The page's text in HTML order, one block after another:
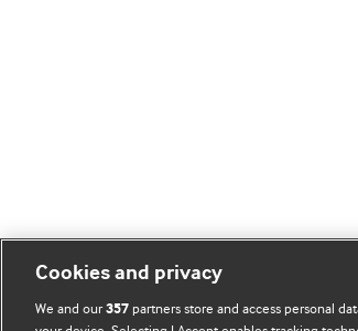
Cookies and privacy
We and our357 partners store and access personal